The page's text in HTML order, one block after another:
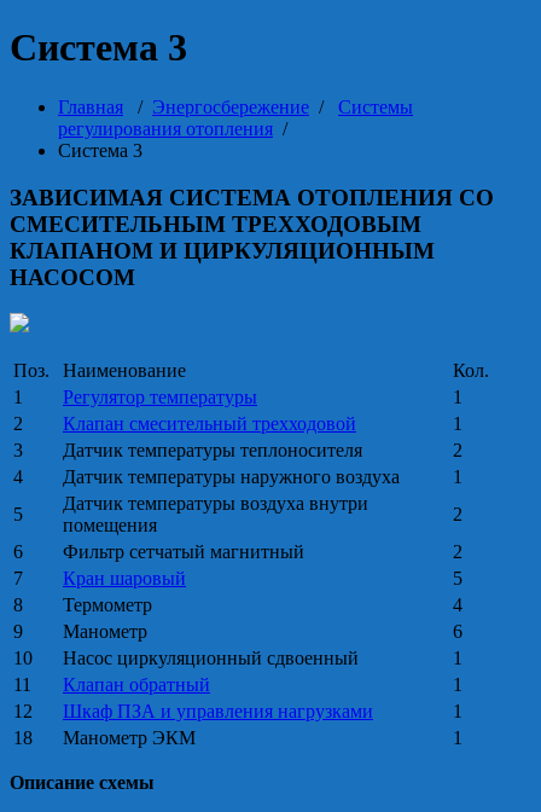
Система 3
Главная / Энергосбережение / Системы
регулирования отопления /
Система 3
ЗАВИСИМАЯ СИСТЕМА ОТОПЛЕНИЯ СО
СМЕСИТЕЛЬНЫМ ТРЕХХОДОВЫМ
КЛАПАНОМ И ЦИРКУЛЯЦИОННЫМ
НАСОСОМ
Поз. Наименование
Кол.
1
Регулятор температуры
1
2
Клапан смесительный трехходовой
1
3
Датчик температуры теплоносителя
2
4
Датчик температуры наружного воздуха
1
5
Датчик температуры воздуха внутри
помещения
2
6
Фильтр сетчатый магнитный
2
7
Кран шаровый
5
8
Термометр
4
9
Манометр
6
10
Насос циркуляционный сдвоенный
1
11
Клапан обратный
1
12
Шкаф ПЗА и управления нагрузками
1
18
Манометр ЭКМ 1
Описание схемы